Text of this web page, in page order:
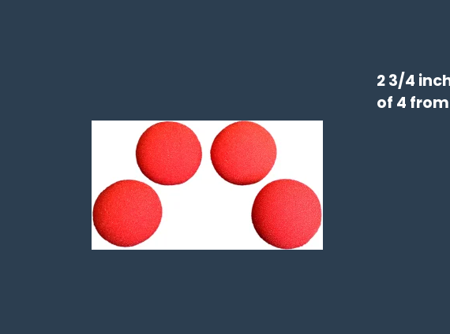
2 3/4
of 4